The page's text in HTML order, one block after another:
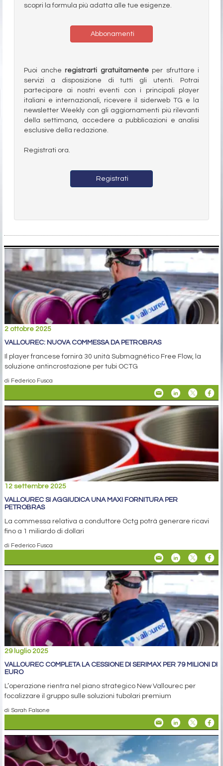
scopri la formula più adatta alle tue esigenze.
Abbonamenti
Puoi anche registrarti gratuitamenteper sfruttare i
servizi a disposizione di tutti gli utenti. Potrai
partecipare ai nostri eventi con i principali player
italiani e internazionali, ricevere il siderweb TG e la
newsletter Weekly con gli aggiornamenti più rilevanti
della settimana, accedere a pubblicazioni e analisi
esclusive della redazione.
Registrati ora.
Registrati
2 ottobre 2025
VALLOUREC: NUOVA COMMESSA DA PETROBRAS
Il player francese fornirà 30 unità Submagnético Free Flow, la
soluzione antincrostazione per tubi OCTG
di Federico Fusca
12 settembre 2025
VALLOUREC SI AGGIUDICA UNA MAXI FORNITURA PER
PETROBRAS
La commessa relativa a conduttore Octg potrà generare ricavi
fino a 1 miliardo di dollari
di Federico Fusca
29 luglio 2025
VALLOUREC COMPLETA LA CESSIONE DI SERIMAX PER 79 MILIONI DI
EURO
L’operazione rientra nel piano strategico New Vallourec per
focalizzare il gruppo sulle soluzioni tubolari premium
di Sarah Falsone